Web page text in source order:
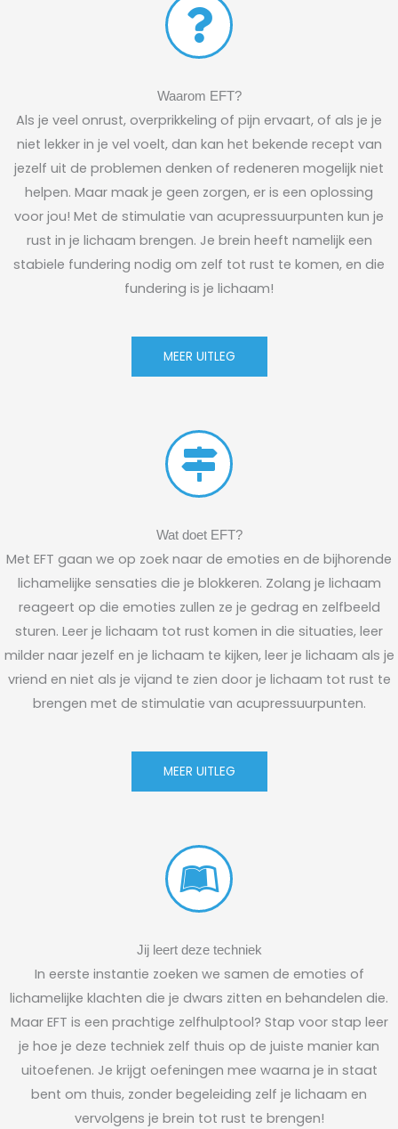
Waarom EFT?
Als je veel onrust, overprikkeling of pijn ervaart, of als je je
niet lekker in je vel voelt, dan kan het bekende recept van
jezelf uit de problemen denken of redeneren mogelijk niet
helpen. Maar maak je geen zorgen, er is een oplossing
voor jou! Met de stimulatie van acupressuurpunten kun je
rust in je lichaam brengen. Je brein heeft namelijk een
stabiele fundering nodig om zelf tot rust te komen, en die
fundering is je lichaam!
MEER UITLEG
Wat doet EFT?
Met EFT gaan we op zoek naar de emoties en de bijhorende
lichamelijke sensaties die je blokkeren. Zolang je lichaam
reageert op die emoties zullen ze je gedrag en zelfbeeld
sturen. Leer je lichaam tot rust komen in die situaties, leer
milder naar jezelf en je lichaam te kijken, leer je lichaam als je
vriend en niet als je vijand te zien door je lichaam tot rust te
brengen met de stimulatie van acupressuurpunten.
MEER UITLEG
Jij leert deze techniek
In eerste instantie zoeken we samen de emoties of
lichamelijke klachten die je dwars zitten en behandelen die.
Maar EFT is een prachtige zelfhulptool? Stap voor stap leer
je hoe je deze techniek zelf thuis op de juiste manier kan
uitoefenen. Je krijgt oefeningen mee waarna je in staat
bent om thuis, zonder begeleiding zelf je lichaam en
vervolgens je brein tot rust te brengen!